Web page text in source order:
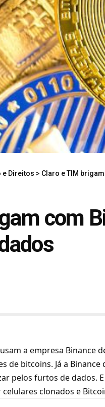
e Direitos > Claro e TIM
com
a empresa Binance
de bitcoins. Já a
pelos furtos de dados.
clonados e